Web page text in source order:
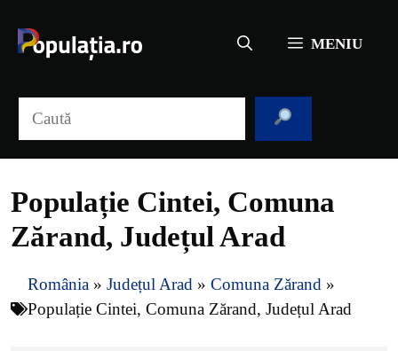
conținut
MENIU
Populație Cintei, Comuna
Zărand, Județul Arad
România » Județul Arad » Comuna Zărand »
Populație Cintei, Comuna Zărand, Județul Arad